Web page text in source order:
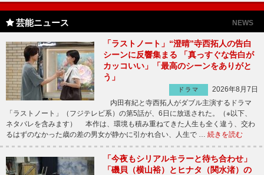
芸能ニュース NEWS
「ラストノート」“澄晴”寺西拓人の告白
シーンに反響集まる 「真っすぐな告白が
カッコいい」「最高のシーンをありがと
う」
ドラマ
2026年8月7日
内田有紀と寺西拓人がダブル主演するドラマ
「ラストノート」（フジテレビ系）の第5話が、6日に放送された。（※以下、
ネタバレを含みます） 本作は、環境も積み重ねてきた人生も全く違う、交わ
るはずのなかった歳の差の男女が静かに引かれ合い、人生で … 続きを読む
「今夜もシリアルキラーと待ち合わせ」
「磯貝（横山裕）とヒナタ（関水渚）の